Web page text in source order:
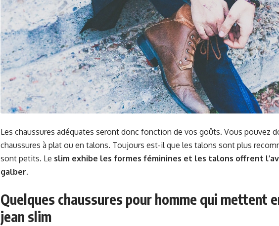
Les chaussures adéquates seront donc fonction de vos goûts. Vous pouvez
chaussures à plat ou en talons. Toujours est-il que les talons sont plus
sont petits. Le slim exhibe les formes féminines et les talons offrent
galber.
Quelques chaussures pour homme qui mettent
jean slim